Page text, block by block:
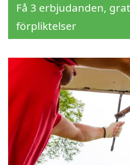
Få 3 erbjudanden,
förpliktelser